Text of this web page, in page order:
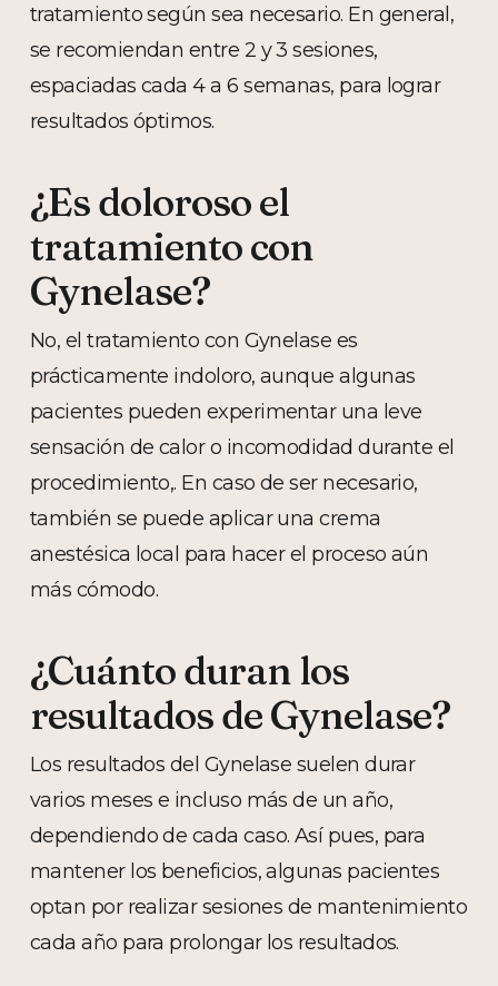
tratamiento según sea necesario. En general,
se recomiendan entre 2 y 3 sesiones,
espaciadas cada 4 a 6 semanas, para lograr
resultados óptimos.
¿Es doloroso el
tratamiento con
Gynelase?
No, el tratamiento con Gynelase es
prácticamente indoloro, aunque algunas
pacientes pueden experimentar una leve
sensación de calor o incomodidad durante el
procedimiento,. En caso de ser necesario,
también se puede aplicar una crema
anestésica local para hacer el proceso aún
más cómodo.
¿Cuánto duran los
resultados de Gynelase?
Los resultados del Gynelase suelen durar
varios meses e incluso más de un año,
dependiendo de cada caso. Así pues, para
mantener los beneficios, algunas pacientes
optan por realizar sesiones de mantenimiento
cada año para prolongar los resultados.